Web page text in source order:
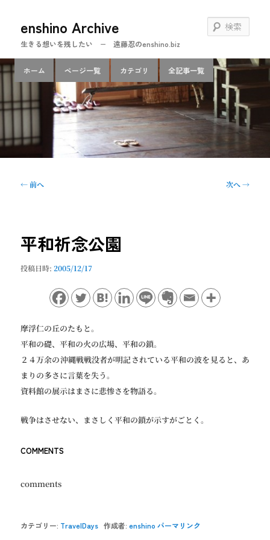
ン
テ
ツ
へ
動
enshino Archive
生きる想いを残したい − 遠藤忍のenshino.biz
索
メ
イ
メ
ニ
ー
ホーム ページ一覧 カテゴリ 全記事一覧
投
ー
ョ
←前へ 次へ→
平和祈念公園
投稿日時:2005/12/17
摩浮仁の丘のたもと。
平和の礎、平和の火の広場、平和の鎖。
２４万余の沖縄戦戦没者が明記されている平和の波を見ると、あ
まりの多さに言葉を失う。
資料館の展示はまさに悲惨さを物語る。
戦争はさせない、まさしく平和の鎖が示すがごとく。
COMMENTS
comments
カテゴリー: TravelDays 作成者:enshino パーマリンク